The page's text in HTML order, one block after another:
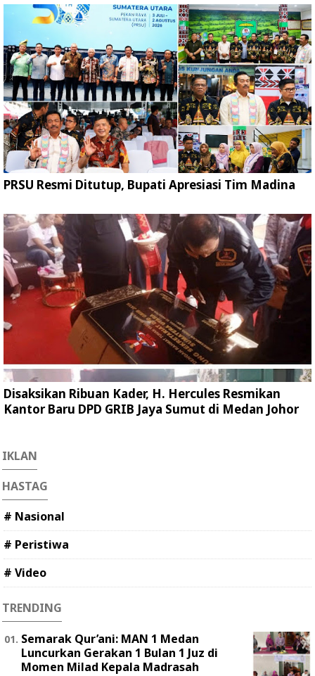
PRSU Resmi Ditutup, Bupati Apresiasi Tim Madina
Disaksikan Ribuan Kader, H. Hercules Resmikan
Kantor Baru DPD GRIB Jaya Sumut di Medan Johor
IKLAN
HASTAG
# Nasional
# Peristiwa
# Video
TRENDING
Semarak Qur’ani: MAN 1 Medan
Luncurkan Gerakan 1 Bulan 1 Juz di
Momen Milad Kepala Madrasah